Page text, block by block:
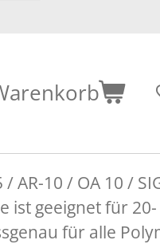
AR-10 / OA 10 /
ist geeignet für
für alle